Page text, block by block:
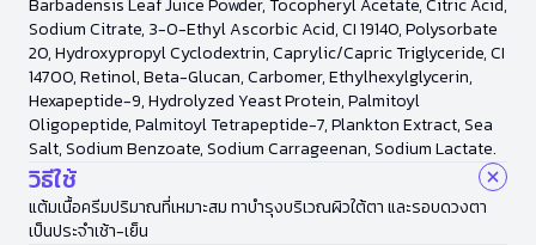
Barbadensis Leaf Juice Powder, Tocopheryl Acetate, Citric Acid,
Sodium Citrate, 3-O-Ethyl Ascorbic Acid, CI 19140, Polysorbate
20, Hydroxypropyl Cyclodextrin, Caprylic/Capric Triglyceride, CI
14700, Retinol, Beta-Glucan, Carbomer, Ethylhexylglycerin,
Hexapeptide-9, Hydrolyzed Yeast Protein, Palmitoyl
Oligopeptide, Palmitoyl Tetrapeptide-7, Plankton Extract, Sea
Salt, Sodium Benzoate, Sodium Carrageenan, Sodium Lactate.
วิธีใช้
แต้มเนื้อครีมปริมาณที่เหมาะสม ทาบำรุงบริเวณผิวใต้ตา และรอบดวงตา
เป็นประจำเช้า-เย็น